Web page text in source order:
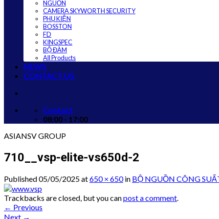
NGUỒN
CAMERA SKYWORTH SECURITY
PHỤ KIỆN
BOSSTON
FD
KINGSPEC
BỘ ĐÀM
All Products
NEWS
CONTACT US
Contact
08:00 - 17:00
ASIANSV GROUP
710__vsp-elite-vs650d-2
Published05/05/2025at650 × 650in BỘ NGUỒN CÔNG
Trackbacks are closed, but you canpost a comment.
← Previous
Next →